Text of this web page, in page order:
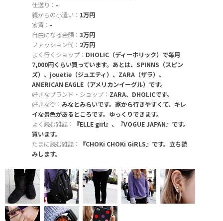
仕送り： -
親からの小遣い： 1万円
家賃： -
自由になる金額： 3万円
ファッション代： 2万円
よく行くショップ： DHOLIC（ディーホリック）で毎月
7,000円くらい買っています。あとは、SPINNS（スピン
ズ）、jouetie（ジュエティ）、ZARA（ザラ）、
AMERICAN EAGLE（アメリカンイーグル）です。
好きなブランド・ショップ： ZARA、DHOLICです。
好きな街： みなとみらいです。家から行きやすくて、キレ
イな景色があるところです。ゆっくりできます。
よく読む雑誌：
『ELLE girl』、『VOGUE JAPAN』です。
買います。
たまに読む雑誌：
『CHOKi CHOKi GiRLS』です。立ち読
みします。